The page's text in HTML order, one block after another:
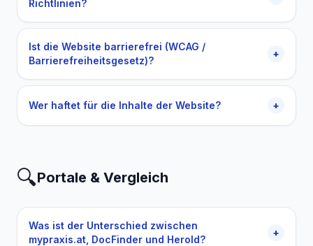
Richtlinien?
Ist die Website barrierefrei (WCAG /
Barrierefreiheitsgesetz)?
+
Wer haftet für die Inhalte der Website? +
🔍Portale & Vergleich
Was ist der Unterschied zwischen
mypraxis.at, DocFinder und Herold?
+